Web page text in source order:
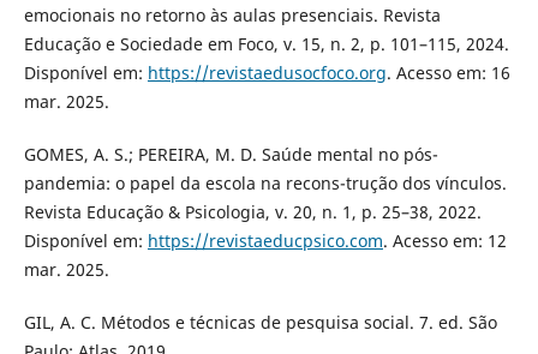
emocionais no retorno às aulas presenciais. Revista
Educação e Sociedade em Foco, v. 15, n. 2, p. 101–115, 2024.
Disponível em: https://revistaedusocfoco.org. Acesso em: 16
mar. 2025.
GOMES, A. S.; PEREIRA, M. D. Saúde mental no pós-
pandemia: o papel da escola na recons-trução dos vínculos.
Revista Educação & Psicologia, v. 20, n. 1, p. 25–38, 2022.
Disponível em: https://revistaeducpsico.com. Acesso em: 12
mar. 2025.
GIL, A. C. Métodos e técnicas de pesquisa social. 7. ed. São